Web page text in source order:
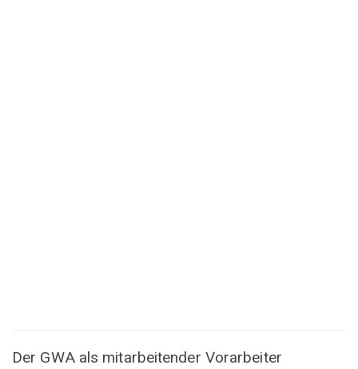
Der GWA als mitarbeitender Vorarbeiter